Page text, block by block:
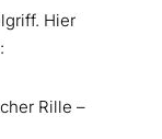
Hier
Rille –